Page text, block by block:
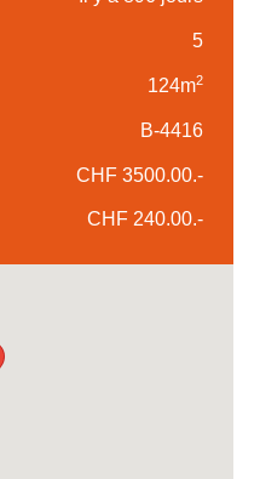
5
124m2
B-4416
CHF 3500.00.-
CHF 240.00.-